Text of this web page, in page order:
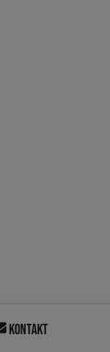
Kontakt